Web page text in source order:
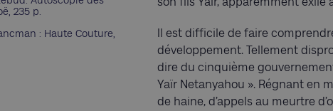
235 p.
: Haute Couture,
Il est difficile de faire
développement. Tellement
dire du cinquième
Yaïr Netanyahou ». Régnant en
de haine, d’appels au meurtre